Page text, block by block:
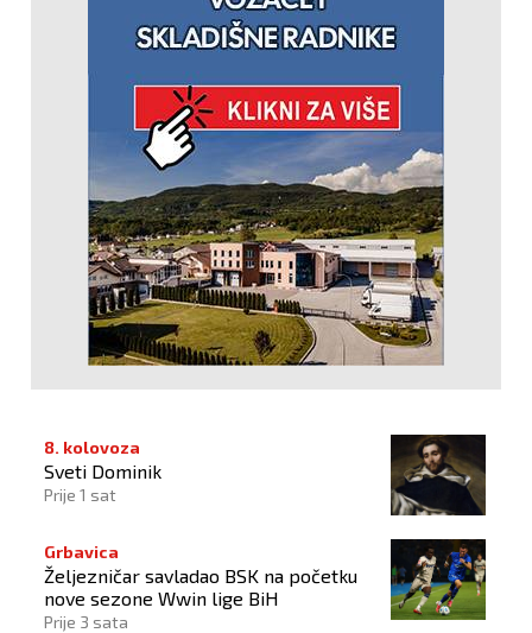
8. kolovoza
Sveti Dominik
Prije 1 sat
Grbavica
Željezničar savladao BSK na početku
nove sezone Wwin lige BiH
Prije 3 sata